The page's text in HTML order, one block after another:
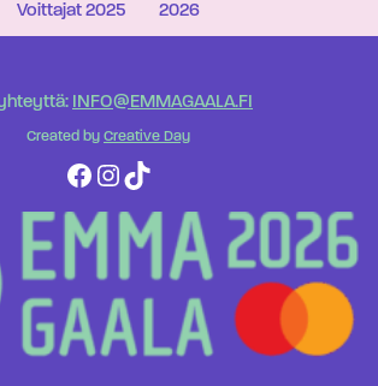
Voittajat 2025
2026
INFO@EMMAGAALA.FI
Created by Creative Day